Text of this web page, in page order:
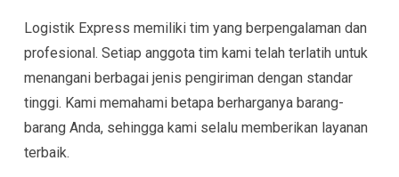
Logistik Express memiliki tim yang berpengalaman dan
profesional. Setiap anggota tim kami telah terlatih untuk
menangani berbagai jenis pengiriman dengan standar
tinggi. Kami memahami betapa berharganya barang-
barang Anda, sehingga kami selalu memberikan layanan
terbaik.